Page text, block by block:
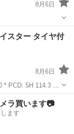
8月6日
ル
スター タイヤ付
8月6日
PCD: 5H 114.3 *
ラ買います📷
ます